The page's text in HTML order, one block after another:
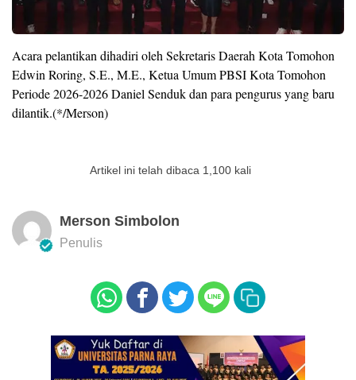
Acara pelantikan dihadiri oleh Sekretaris Daerah Kota Tomohon
Edwin Roring, S.E., M.E., Ketua Umum PBSI Kota Tomohon
Periode 2026-2026 Daniel Senduk dan para pengurus yang baru
dilantik.(*/Merson)
Artikel ini telah dibaca 1,100 kali
Merson Simbolon
Penulis